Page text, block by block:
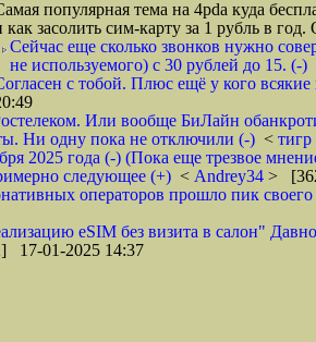
популярная тема на 4pda куда
как засолить сим-карту за 1 рубль в
Сейчас еще сколько звонков нужно
не используемого) с 30 рублей до 15. (-)
с тобой. Плюс ещё у кого
Или вообще БиЛайн
Ни одну пока не отключили (-) < тигр
2025 года (-) (Пока еще трезвое
следующее (+) < Andrey34 >
операторов прошло пик
eSIM без визита в салон"
17-01-2025 14:37